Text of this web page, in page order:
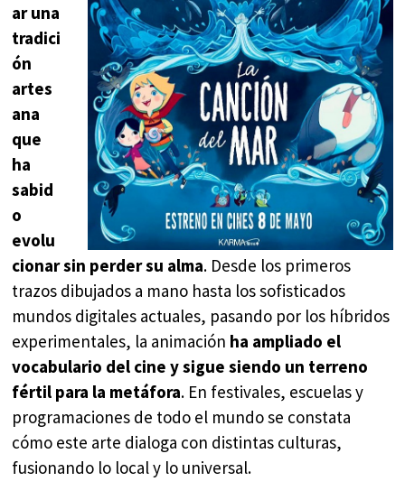
ar una
tradici
ón
artes
ana
que
ha
sabid
o
evolu
cionar sin perder su alma. Desde los primeros
trazos dibujados a mano hasta los sofisticados
mundos digitales actuales, pasando por los híbridos
experimentales, la animación ha ampliado el
vocabulario del cine y sigue siendo un terreno
fértil para la metáfora. En festivales, escuelas y
programaciones de todo el mundo se constata
cómo este arte dialoga con distintas culturas,
fusionando lo local y lo universal.